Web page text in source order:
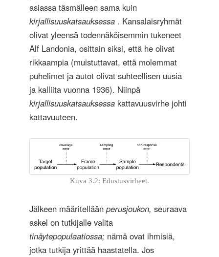
asiassa täsmälleen sama kuin
kirjallisuuskatsauksessa . Kansalaisryhmät
olivat yleensä todennäköisemmin tukeneet
Alf Landonia, osittain siksi, että he olivat
rikkaampia (muistuttavat, että molemmat
puhelimet ja autot olivat suhteellisen uusia
ja kalliita vuonna 1936). Niinpä
kirjallisuuskatsauksessa kattavuusvirhe johti
kattavuuteen.
Kuva 3.2: Edustusvirheet.
Jälkeen määritellään perusjoukon, seuraava
askel on tutkijalle valita
tinäytepopulaatiossa; nämä ovat ihmisiä,
jotka tutkija yrittää haastatella. Jos